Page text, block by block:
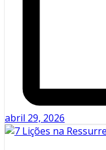
abril 29, 2026